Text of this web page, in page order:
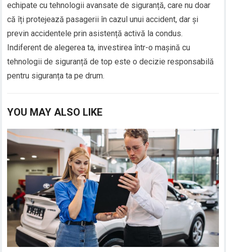
echipate cu tehnologii avansate de siguranță, care nu doar
că îți protejează pasagerii în cazul unui accident, dar și
previn accidentele prin asistență activă la condus.
Indiferent de alegerea ta, investirea într-o mașină cu
tehnologii de siguranță de top este o decizie responsabilă
pentru siguranța ta pe drum.
YOU MAY ALSO LIKE